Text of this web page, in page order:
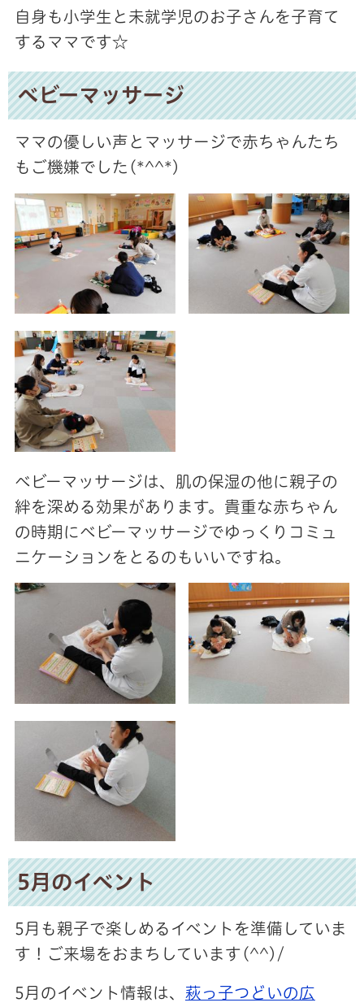
自身も小学生と未就学児のお子さんを子育て
するママです☆
ベビーマッサージ
ママの優しい声とマッサージで赤ちゃんたち
もご機嫌でした(*^^*)
ベビーマッサージは、肌の保湿の他に親子の
絆を深める効果があります。貴重な赤ちゃん
の時期にベビーマッサージでゆっくりコミュ
ニケーションをとるのもいいですね。
5月のイベント
5月も親子で楽しめるイベントを準備していま
す！ご来場をおまちしています(^^)/
5月のイベント情報は、 萩っ子つどいの広